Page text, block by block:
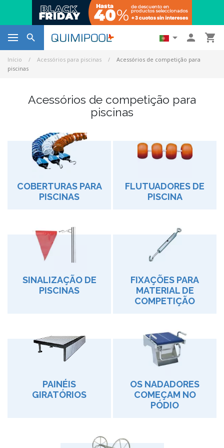
   
Início Acessórios para piscinas
Acessórios de competição para
piscinas
Acessórios de competição para
piscinas
COBERTURAS PARA
PISCINAS
FLUTUADORES DE
PISCINA
SINALIZAÇÃO DE
PISCINAS
FIXAÇÕES PARA
MATERIAL DE
COMPETIÇÃO
PAINÉIS
GIRATÓRIOS
OS NADADORES
COMEÇAM NO
PÓDIO